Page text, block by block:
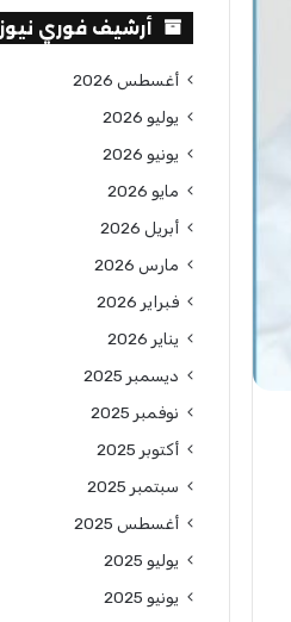
أرشيف فوري نيوز
أغسطس 2026
يوليو 2026
يونيو 2026
مايو 2026
أبريل 2026
مارس 2026
فبراير 2026
يناير 2026
ديسمبر 2025
نوفمبر 2025
أكتوبر 2025
سبتمبر 2025
أغسطس 2025
يوليو 2025
يونيو 2025